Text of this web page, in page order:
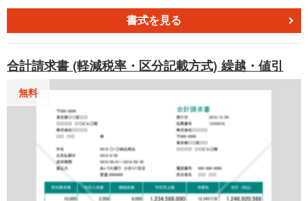
書式を見る
合計請求書 (軽減税率・区分記載方式) 繰越・値引
無料